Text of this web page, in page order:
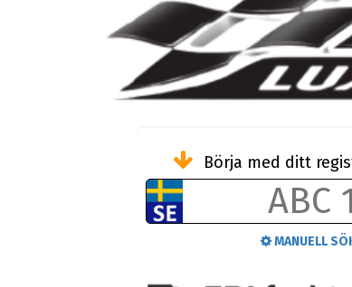
Börja med ditt
MANUELL